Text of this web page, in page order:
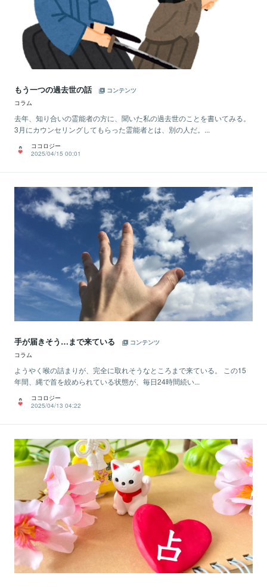
もう一つの過去世の話
コンテンツ
コラム
去年、知り合いの霊能者の方に、聞いた私の過去世のことを書いてみる。
3月にカウンセリングしてもらった霊能者とは、別の人だ。...
ココロジー
2025/04/15 00:01
手が届きそう…まで来ている
コンテンツ
コラム
ようやく喉の詰まりが、完全に取れそうなところまで来ている。 この15
年間、縄で首を絞められている状態が、毎日24時間続い...
ココロジー
2025/04/13 04:22